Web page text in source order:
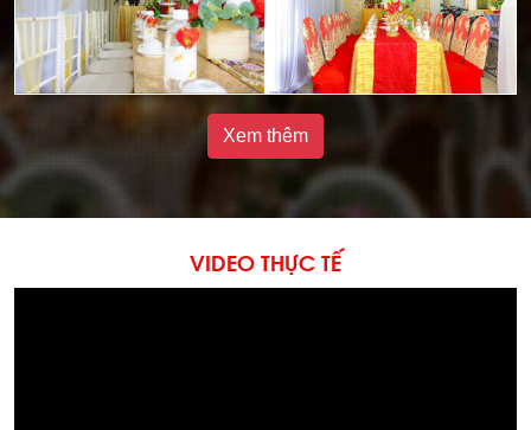
Xem thêm
VIDEO THỰC TẾ